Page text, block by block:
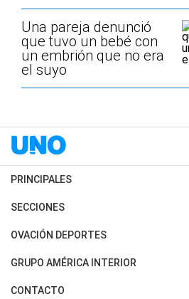
Una pareja denunció
que tuvo un bebé con
un embrión que no era
el suyo
PRINCIPALES
Últimas Noticias
Política
SECCIONES
Horóscopo
Motores
OVACIÓN DEPORTES
Fútbol
Mundial
GRUPO AMÉRICA INTERIOR
Canal 7 en Vivo
CONTACTO